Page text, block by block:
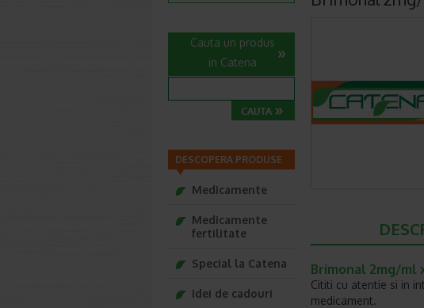
Brimonal 2mg/ml
Cititi cu atentie si in
medicament.
Cauta un produs
in Catena
DESCOPERA PRODUSE
Medicamente
Medicamente
fertilitate
Special la Catena
Idei de cadouri